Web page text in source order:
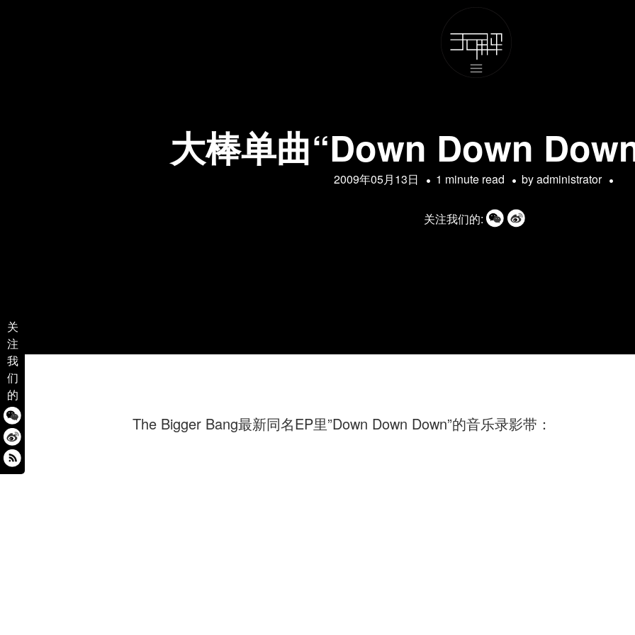
关
注
我
们
的
大棒单曲“Down Down
2009年05月13日 1 minute read byadministrator
关注我们的:
The Bigger Bang最新同名EP里”Down Down Down”的音乐录影带：